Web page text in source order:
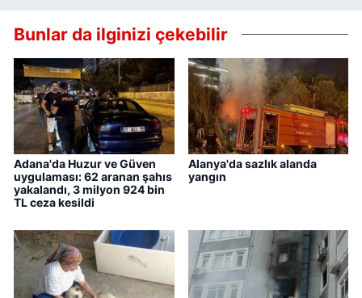
Bunlar da ilginizi çekebilir
Adana'da Huzur ve Güven
uygulaması: 62 aranan şahıs
yakalandı, 3 milyon 924 bin
TL ceza kesildi
Alanya'da sazlık alanda
yangın